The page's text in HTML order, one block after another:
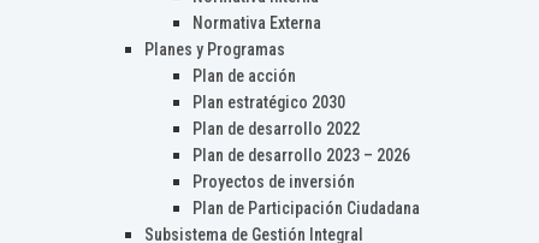
Normativa Externa
Planes y Programas
Plan de acción
Plan estratégico 2030
Plan de desarrollo 2022
Plan de desarrollo 2023 – 2026
Proyectos de inversión
Plan de Participación Ciudadana
Subsistema de Gestión Integral